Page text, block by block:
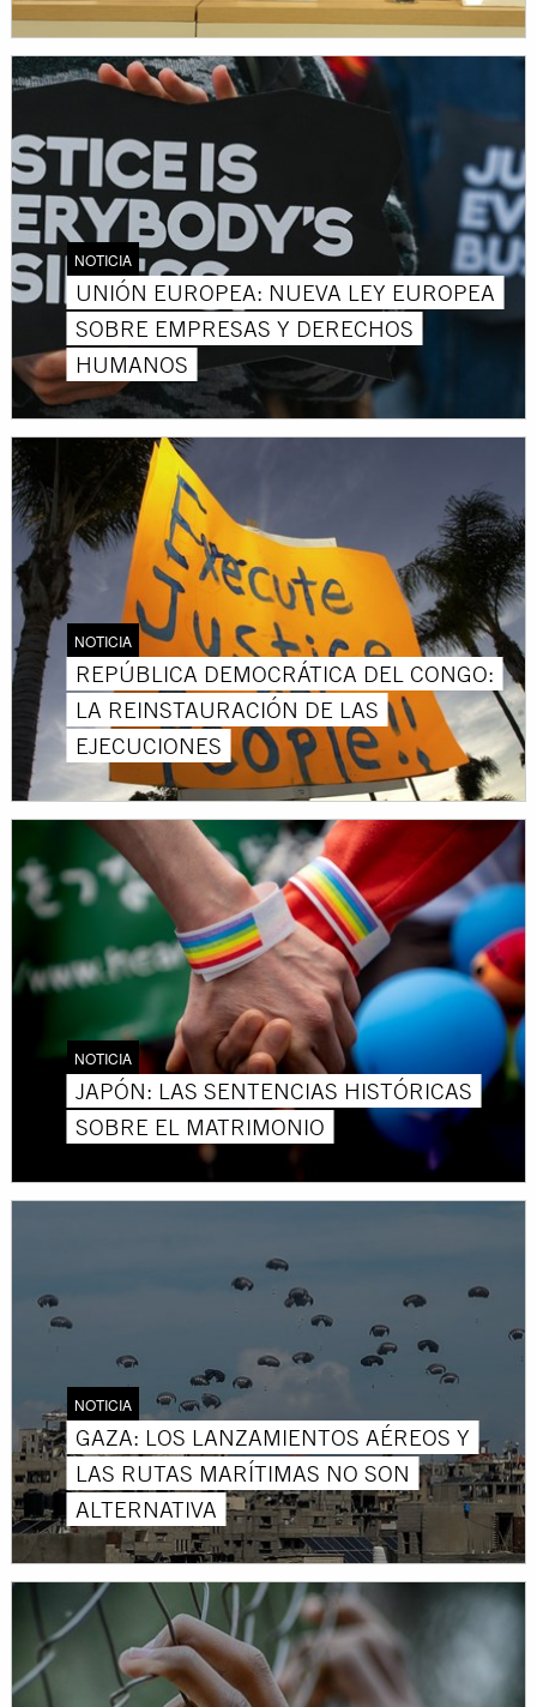
NOTICIA
UNIÓN EUROPEA: NUEVA LEY EUROPEA
SOBRE EMPRESAS Y DERECHOS
HUMANOS
NOTICIA
REPÚBLICA DEMOCRÁTICA DEL CONGO:
LA REINSTAURACIÓN DE LAS
EJECUCIONES
NOTICIA
JAPÓN: LAS SENTENCIAS HISTÓRICAS
SOBRE EL MATRIMONIO
NOTICIA
GAZA: LOS LANZAMIENTOS AÉREOS Y
LAS RUTAS MARÍTIMAS NO SON
ALTERNATIVA